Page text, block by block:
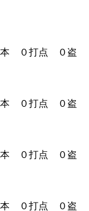
打点 ０盗
打点 ０盗
０打点 ０盗
打点 ０盗